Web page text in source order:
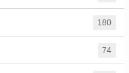
180
74